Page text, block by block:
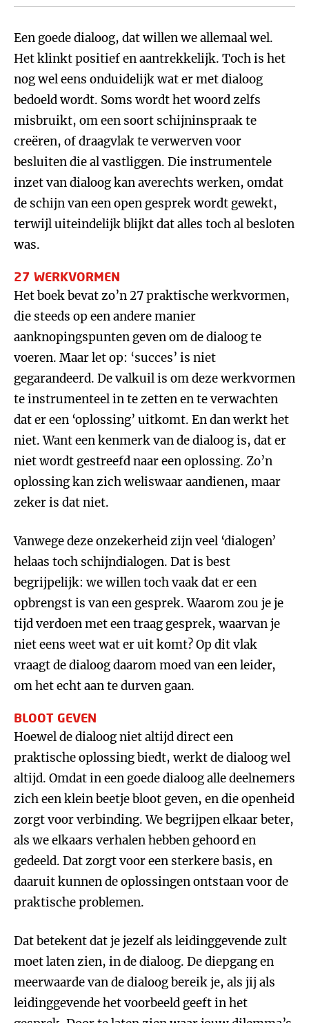
Een goede dialoog, dat willen we allemaal wel.
Het klinkt positief en aantrekkelijk. Toch is het
nog wel eens onduidelijk wat er met dialoog
bedoeld wordt. Soms wordt het woord zelfs
misbruikt, om een soort schijninspraak te
creëren, of draagvlak te verwerven voor
besluiten die al vastliggen. Die instrumentele
inzet van dialoog kan averechts werken, omdat
de schijn van een open gesprek wordt gewekt,
terwijl uiteindelijk blijkt dat alles toch al besloten
was.
27 WERKVORMEN
Het boek bevat zo’n 27 praktische werkvormen,
die steeds op een andere manier
aanknopingspunten geven om de dialoog te
voeren. Maar let op: ‘succes’ is niet
gegarandeerd. De valkuil is om deze werkvormen
te instrumenteel in te zetten en te verwachten
dat er een ‘oplossing’ uitkomt. En dan werkt het
niet. Want een kenmerk van de dialoog is, dat er
niet wordt gestreefd naar een oplossing. Zo’n
oplossing kan zich weliswaar aandienen, maar
zeker is dat niet.
Vanwege deze onzekerheid zijn veel ‘dialogen’
helaas toch schijndialogen. Dat is best
begrijpelijk: we willen toch vaak dat er een
opbrengst is van een gesprek. Waarom zou je je
tijd verdoen met een traag gesprek, waarvan je
niet eens weet wat er uit komt? Op dit vlak
vraagt de dialoog daarom moed van een leider,
om het echt aan te durven gaan.
BLOOT GEVEN
Hoewel de dialoog niet altijd direct een
praktische oplossing biedt, werkt de dialoog wel
altijd. Omdat in een goede dialoog alle deelnemers
zich een klein beetje bloot geven, en die openheid
zorgt voor verbinding. We begrijpen elkaar beter,
als we elkaars verhalen hebben gehoord en
gedeeld. Dat zorgt voor een sterkere basis, en
daaruit kunnen de oplossingen ontstaan voor de
praktische problemen.
Dat betekent dat je jezelf als leidinggevende zult
moet laten zien, in de dialoog. De diepgang en
meerwaarde van de dialoog bereik je, als jij als
leidinggevende het voorbeeld geeft in het